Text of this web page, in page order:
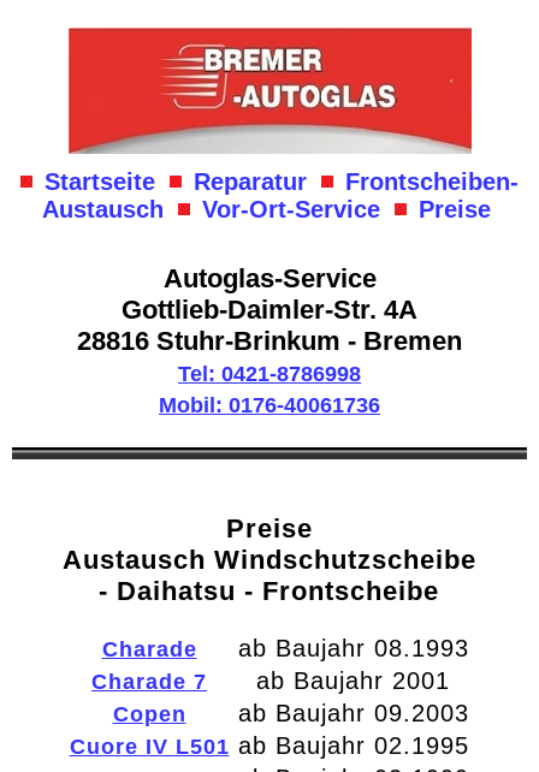
Startseite Reparatur
Frontscheiben-
Austausch
Vor-Ort-Service Preise
Autoglas-Service
Gottlieb-Daimler-Str. 4A
28816 Stuhr-Brinkum - Bremen
Tel: 0421-8786998
Mobil: 0176-40061736
Preise
Austausch Windschutzscheibe
- Daihatsu - Frontscheibe
Charade ab Baujahr 08.1993
Charade 7 ab Baujahr 2001
Copen ab Baujahr 09.2003
Cuore IV L501 ab Baujahr 02.1995